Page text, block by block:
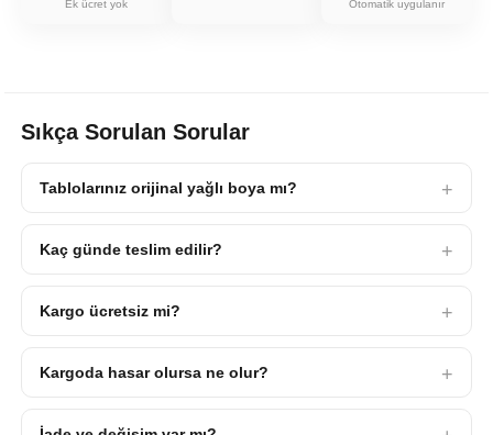
Ek ücret yok Otomatik uygulanır
Sıkça Sorulan Sorular
Tablolarınız orijinal yağlı boya mı?
Kaç günde teslim edilir?
Kargo ücretsiz mi?
Kargoda hasar olursa ne olur?